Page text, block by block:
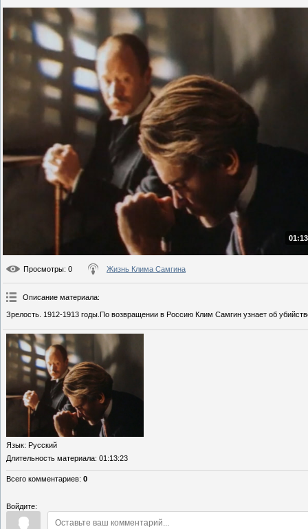
Просмотры: 0 Жизнь Клима Самгина
Описание материала:
Зрелость. 1912-1913 годы.По возвращении в Россию Клим Самгин узнает об
Язык: Русский
Длительность материала: 01:13:23
Всего комментариев: 0
Войдите: